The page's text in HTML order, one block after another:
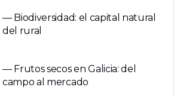
— Biodiversidad: el capital natural
del rural
— Frutos secos en Galicia: del
campo al mercado